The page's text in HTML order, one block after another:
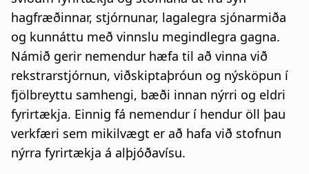
hagfræðinnar, stjórnunar, lagalegra sjónarmiða
og kunnáttu með vinnslu megindlegra gagna.
Námið gerir nemendur hæfa til að vinna við
rekstrarstjórnun, viðskiptaþróun og nýsköpun í
fjölbreyttu samhengi, bæði innan nýrri og eldri
fyrirtækja. Einnig fá nemendur í hendur öll þau
verkfæri sem mikilvægt er að hafa við stofnun
nýrra fyrirtækja á alþjóðavísu.